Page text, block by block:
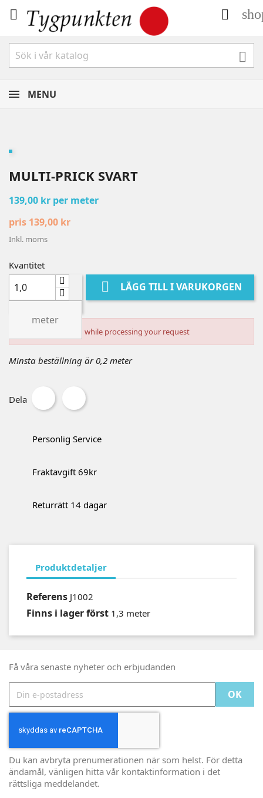
 

MENU
MULTI-PRICK SVART
139,00 kr per meter
pris 139,00 kr
Inkl. moms
Kvantitet
meter
 LÄGG TILL I VARUKORGEN
An error occurred while processing your request
Minsta beställning är 0,2 meter
Dela
Personlig Service
Fraktavgift 69kr
Returrätt 14 dagar
Produktdetaljer
Referens J1002
Finns i lager först 1,3 meter
Få våra senaste nyheter och erbjudanden
Du kan avbryta prenumerationen när som helst. För detta
ändamål, vänligen hitta vår kontaktinformation i det
rättsliga meddelandet.